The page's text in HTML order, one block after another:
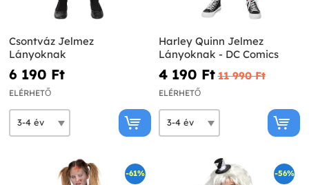
Csontváz Jelmez
Lányoknak
6 190 Ft‎
ELÉRHETŐ
Harley Quinn Jelmez
Lányoknak - DC Comics
4 190 Ft‎ 11 990 Ft‎
ELÉRHETŐ
-61% -56%